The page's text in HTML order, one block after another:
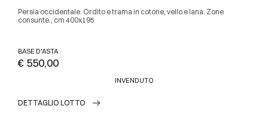
Persia occidentale. Ordito e trama in cotone, vello e lana. Zone
consunte., cm 400x195
BASE D'ASTA
€ 550,00
INVENDUTO
DETTAGLIO LOTTO